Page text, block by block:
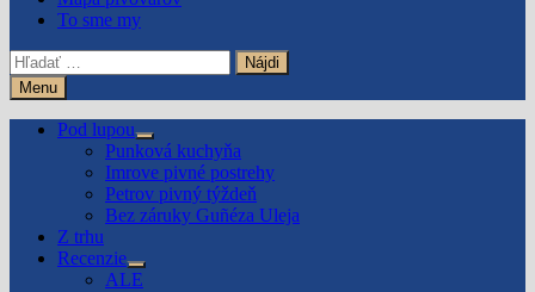
To sme my
Hľadať:
Menu
Pod lupou
Show
sub
menu
Punková kuchyňa
Imrove pivné postrehy
Petrov pivný týždeň
Bez záruky Guñéza Uleja
Z trhu
Recenzie
Show
ALE